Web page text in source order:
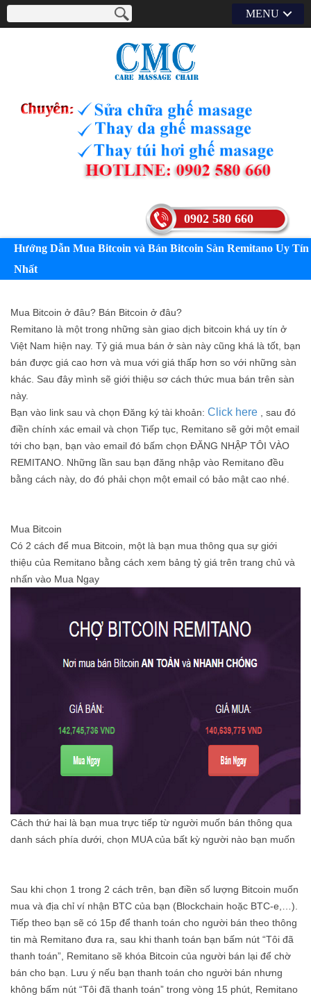
MENU
0902 580 660
Hướng Dẫn Mua Bitcoin và Bán Bitcoin Sàn Remitano Uy Tín
Nhất
Mua Bitcoin ở đâu? Bán Bitcoin ở đâu?
Remitano là một trong những sàn giao dịch bitcoin khá uy tín ở
Việt Nam hiện nay. Tỷ giá mua bán ở sàn này cũng khá là tốt, bạn
bán được giá cao hơn và mua với giá thấp hơn so với những sàn
khác. Sau đây mình sẽ giới thiệu sơ cách thức mua bán trên sàn
này.
Bạn vào link sau và chọn Đăng ký tài khoản: Click here , sau đó
điền chính xác email và chọn Tiếp tục, Remitano sẽ gởi một email
tới cho bạn, bạn vào email đó bấm chọn ĐĂNG NHẬP TÔI VÀO
REMITANO. Những lần sau bạn đăng nhập vào Remitano đều
bằng cách này, do đó phải chọn một email có bảo mật cao nhé.
Mua Bitcoin
Có 2 cách để mua Bitcoin, một là bạn mua thông qua sự giới
thiệu của Remitano bằng cách xem bảng tỷ giá trên trang chủ và
nhấn vào Mua Ngay
Cách thứ hai là bạn mua trực tiếp từ người muốn bán thông qua
danh sách phía dưới, chọn MUA của bất kỳ người nào bạn muốn
Sau khi chọn 1 trong 2 cách trên, bạn điền số lượng Bitcoin muốn
mua và địa chỉ ví nhận BTC của bạn (Blockchain hoặc BTC-e,…).
Tiếp theo bạn sẽ có 15p để thanh toán cho người bán theo thông
tin mà Remitano đưa ra, sau khi thanh toán bạn bấm nút “Tôi đã
thanh toán”, Remitano sẽ khóa Bitcoin của người bán lại để chờ
bán cho bạn. Lưu ý nếu bạn thanh toán cho người bán nhưng
không bấm nút “Tôi đã thanh toán” trong vòng 15 phút, Remitano